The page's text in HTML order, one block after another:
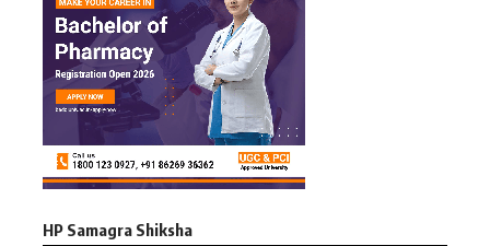
HP Samagra Shiksha